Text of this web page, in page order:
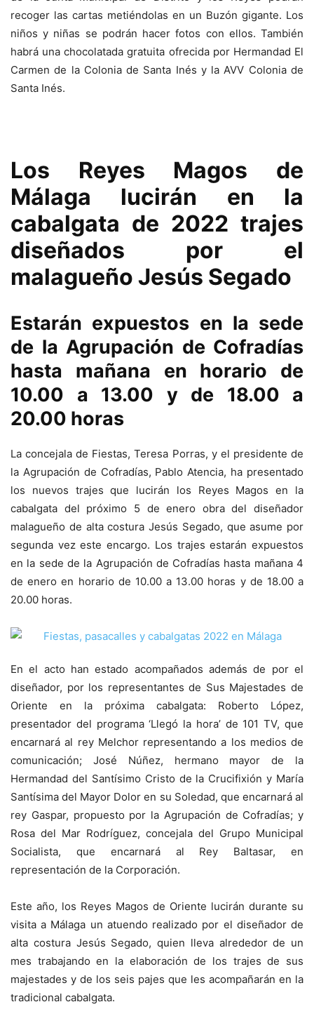
recoger las cartas metiéndolas en un Buzón gigante. Los
niños y niñas se podrán hacer fotos con ellos. También
habrá una chocolatada gratuita ofrecida por Hermandad El
Carmen de la Colonia de Santa Inés y la AVV Colonia de
Santa Inés.
Los Reyes Magos de
Málaga lucirán en la
cabalgata de 2022 trajes
diseñados por el
malagueño Jesús Segado
Estarán expuestos en la sede
de la Agrupación de Cofradías
hasta mañana en horario de
10.00 a 13.00 y de 18.00 a
20.00 horas
La concejala de Fiestas, Teresa Porras, y el presidente de
la Agrupación de Cofradías, Pablo Atencia, ha presentado
los nuevos trajes que lucirán los Reyes Magos en la
cabalgata del próximo 5 de enero obra del diseñador
malagueño de alta costura Jesús Segado, que asume por
segunda vez este encargo. Los trajes estarán expuestos
en la sede de la Agrupación de Cofradías hasta mañana 4
de enero en horario de 10.00 a 13.00 horas y de 18.00 a
20.00 horas.
En el acto han estado acompañados además de por el
diseñador, por los representantes de Sus Majestades de
Oriente en la próxima cabalgata: Roberto López,
presentador del programa ‘Llegó la hora’ de 101 TV, que
encarnará al rey Melchor representando a los medios de
comunicación; José Núñez, hermano mayor de la
Hermandad del Santísimo Cristo de la Crucifixión y María
Santísima del Mayor Dolor en su Soledad, que encarnará al
rey Gaspar, propuesto por la Agrupación de Cofradías; y
Rosa del Mar Rodríguez, concejala del Grupo Municipal
Socialista, que encarnará al Rey Baltasar, en
representación de la Corporación.
Este año, los Reyes Magos de Oriente lucirán durante su
visita a Málaga un atuendo realizado por el diseñador de
alta costura Jesús Segado, quien lleva alrededor de un
mes trabajando en la elaboración de los trajes de sus
majestades y de los seis pajes que les acompañarán en la
tradicional cabalgata.